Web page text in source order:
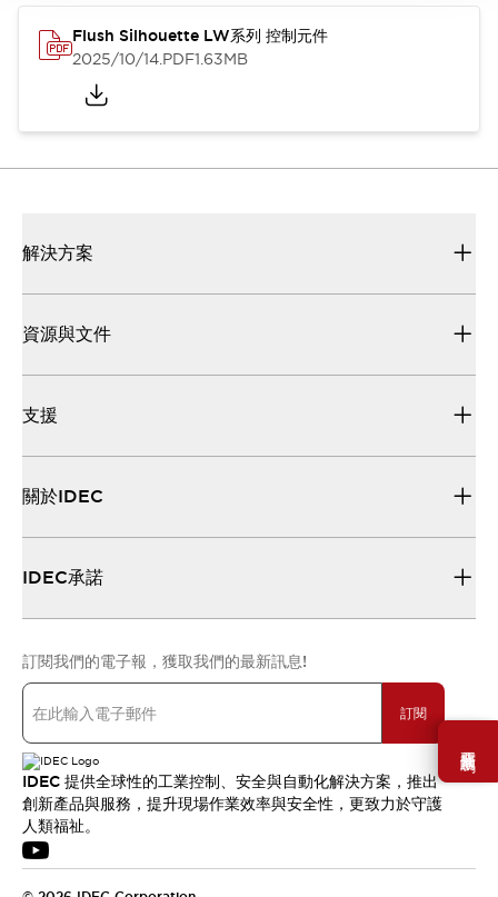
需要幫助嗎？
Flush Silhouette LW系列 控制元件
2025/10/14.PDF1.63MB
解決方案
資源與文件
支援
關於IDEC
IDEC承諾
訂閱我們的電子報，獲取我們的最新訊息!
訂閱
IDEC 提供全球性的工業控制、安全與自動化解決方案，推出
創新產品與服務，提升現場作業效率與安全性，更致力於守護
人類福祉。